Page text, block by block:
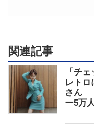
関連記事
「チ
レト
さん
ー5万